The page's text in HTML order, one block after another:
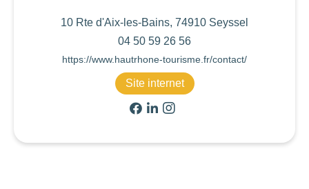
10 Rte d'Aix-les-Bains, 74910 Seyssel
04 50 59 26 56
https://www.hautrhone-tourisme.fr/contact/
Site internet
Restauration